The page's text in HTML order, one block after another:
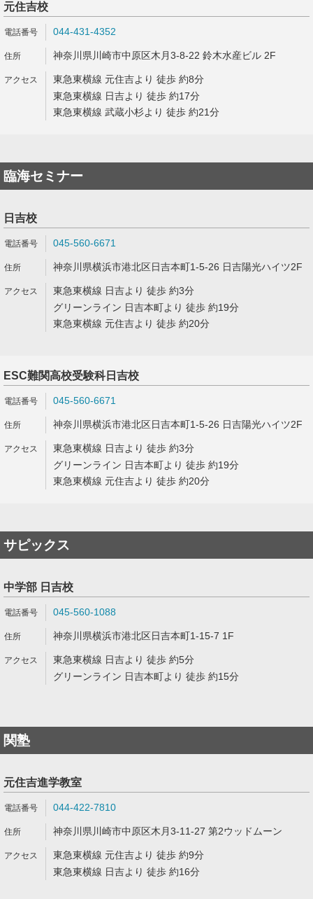
元住吉校
044-431-4352
神奈川県川崎市中原区木月3-8-22 鈴木水産ビル 2F
東急東横線 元住吉より 徒歩 約8分
東急東横線 日吉より 徒歩 約17分
東急東横線 武蔵小杉より 徒歩 約21分
臨海セミナー
日吉校
045-560-6671
神奈川県横浜市港北区日吉本町1-5-26 日吉陽光ハイツ2F
東急東横線 日吉より 徒歩 約3分
グリーンライン 日吉本町より 徒歩 約19分
東急東横線 元住吉より 徒歩 約20分
ESC難関高校受験科日吉校
045-560-6671
神奈川県横浜市港北区日吉本町1-5-26 日吉陽光ハイツ2F
東急東横線 日吉より 徒歩 約3分
グリーンライン 日吉本町より 徒歩 約19分
東急東横線 元住吉より 徒歩 約20分
サピックス
中学部 日吉校
045-560-1088
神奈川県横浜市港北区日吉本町1-15-7 1F
東急東横線 日吉より 徒歩 約5分
グリーンライン 日吉本町より 徒歩 約15分
関塾
元住吉進学教室
044-422-7810
神奈川県川崎市中原区木月3-11-27 第2ウッドムーン
東急東横線 元住吉より 徒歩 約9分
東急東横線 日吉より 徒歩 約16分